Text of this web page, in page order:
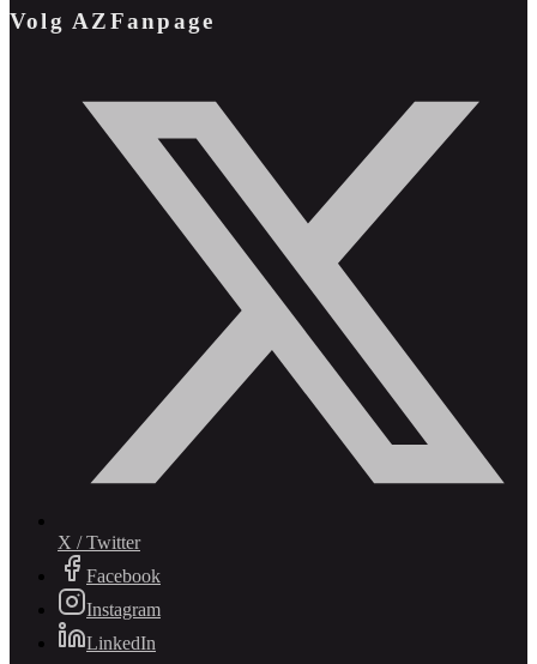
Volg AZFanpage
X / Twitter
Facebook
Instagram
LinkedIn